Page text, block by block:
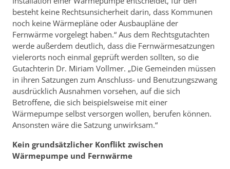
besteht keine Rechtsunsicherheit darin, dass Kommunen
noch keine Wärmepläne oder Ausbaupläne der
Fernwärme vorgelegt haben.“ Aus dem Rechtsgutachten
werde außerdem deutlich, dass die Fernwärmesatzungen
vielerorts noch einmal geprüft werden sollten, so die
Gutachterin Dr. Miriam Vollmer. „Die Gemeinden müssen
in ihren Satzungen zum Anschluss- und Benutzungszwang
ausdrücklich Ausnahmen vorsehen, auf die sich
Betroffene, die sich beispielsweise mit einer
Wärmepumpe selbst versorgen wollen, berufen können.
Ansonsten wäre die Satzung unwirksam.“
Kein grundsätzlicher Konflikt zwischen
Wärmepumpe und Fernwärme